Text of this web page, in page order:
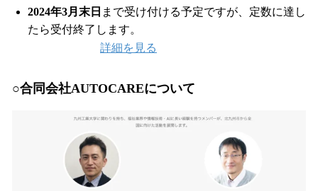
2024年3月末日 まで受け付ける予定ですが、定数に達し
たら受付終了します。
詳細を見る
○合同会社AUTOCAREについて